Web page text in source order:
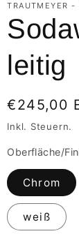
TRAUTMEYER -
leitig
Normaler
Preis
€245,00
Inkl. Steuern.
Oberfläche/
Chrom
weiß